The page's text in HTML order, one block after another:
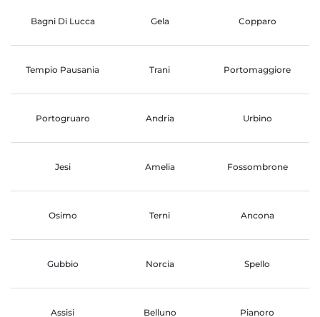
Bagni Di Lucca Gela Copparo
Tempio Pausania Trani Portomaggiore
Portogruaro Andria Urbino
Jesi Amelia Fossombrone
Osimo Terni Ancona
Gubbio Norcia Spello
Assisi Belluno Pianoro